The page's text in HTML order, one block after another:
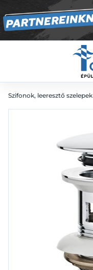
Szifonok, leeresztő szelepek
9 695 Ft